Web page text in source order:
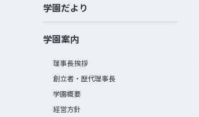
学園だより
学園案内
理事長挨拶
創立者・歴代理事長
学園概要
経営方針